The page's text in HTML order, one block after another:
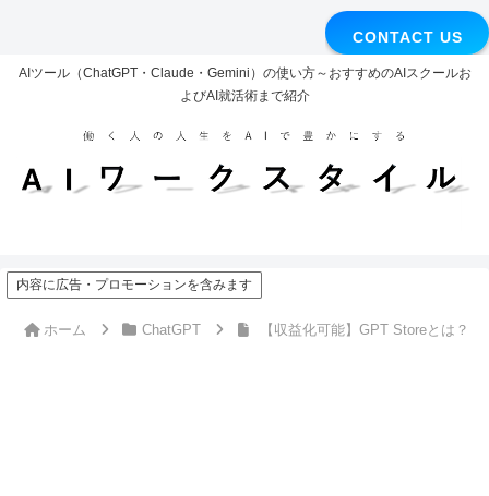
CONTACT US
AIツール（ChatGPT・Claude・Gemini）の使い方～おすすめのAIスクールお
よびAI就活術まで紹介
内容に広告・プロモーションを含みます
ホーム ChatGPT 【収益化可能】GPT Storeとは？